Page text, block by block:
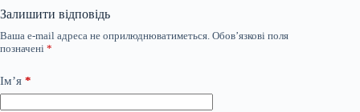
Залишити відповідь
Ваша e-mail адреса не оприлюднюватиметься. Обов’язкові поля
позначені *
Ім’я *